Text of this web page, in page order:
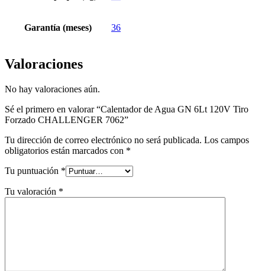
Garantía (meses) 36
Valoraciones
No hay valoraciones aún.
Sé el primero en valorar “Calentador de Agua GN 6Lt 120V Tiro
Forzado CHALLENGER 7062”
Tu dirección de correo electrónico no será publicada. Los campos
obligatorios están marcados con *
Tu puntuación *
Tu valoración *